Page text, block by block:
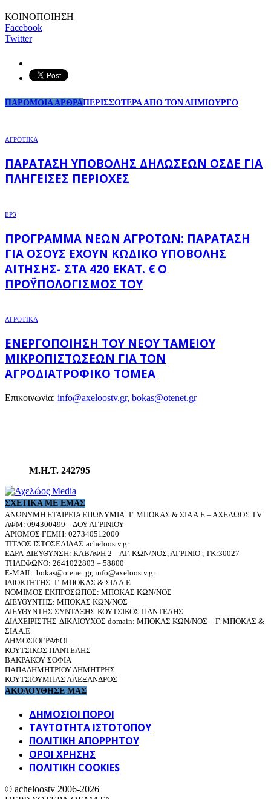
ΚΟΙΝΟΠΟΙΗΣΗ
Facebook
Twitter
ΠΑΡΟΜΟΙΑ ΑΡΘΡΑΠΕΡΙΣΣΟΤΕΡΑ ΑΠΟ ΤΟΝ ΔΗΜΙΟΥΡΓΟ
ΑΓΡΟΤΙΚΑ
ΠΑΡΆΤΑΣΗ ΥΠΟΒΟΛΉΣ ΔΗΛΏΣΕΩΝ ΟΣΔΕ ΓΙΑ
ΠΛΗΓΕΊΣΕΣ ΠΕΡΙΟΧΈΣ
EP3
ΠΡΌΓΡΑΜΜΑ ΝΈΩΝ ΑΓΡΟΤΏΝ: ΠΑΡΆΤΑΣΗ
ΓΙΑ ΌΣΟΥΣ ΈΧΟΥΝ ΚΩΔΙΚΌ ΥΠΟΒΟΛΉΣ
ΑΊΤΗΣΗΣ- ΣΤΑ 420 ΕΚΑΤ. € Ο
ΠΡΟΫΠΟΛΟΓΙΣΜΌΣ ΤΟΥ
ΑΓΡΟΤΙΚΑ
ΕΝΕΡΓΟΠΟΊΗΣΗ ΤΟΥ ΝΈΟΥ ΤΑΜΕΊΟΥ
ΜΙΚΡΟΠΙΣΤΏΣΕΩΝ ΓΙΑ ΤΟΝ
ΑΓΡΟΔΙΑΤΡΟΦΙΚΌ ΤΟΜΈΑ
Επικοινωνία: info@axeloostv.gr, bokas@otenet.gr
Μ.Η.Τ. 242795
ΣΧΕΤΙΚΆ ΜΕ ΕΜΆΣ
ΑΝΩΝΥΜΗ ΕΤΑΙΡΕΙΑ ΕΠΩΝΥΜΙΑ: Γ. ΜΠΟΚΑΣ & ΣΙΑ Α.Ε – ΑΧΕΛΩΟΣ TV
ΑΦΜ: 094300499 – ΔΟΥ ΑΓΡΙΝΙΟΥ
ΑΡΙΘΜΟΣ ΓΕΜΗ: 027340512000
ΤΙΤΛΟΣ ΙΣΤΟΣΕΛΙΔΑΣ:acheloostv.gr
ΕΔΡΑ-ΔΙΕΥΘΥΝΣΗ: ΚΑΒΑΦΗ 2 – ΑΓ. ΚΩΝ/ΝΟΣ, ΑΓΡΙΝΙΟ , ΤΚ:30027
ΤΗΛΕΦΩΝΟ: 2641022803 – 58800
E-MAIL: bokas@otenet.gr, info@axeloostv.gr
ΙΔΙΟΚΤΗΤΗΣ: Γ. ΜΠΟΚΑΣ & ΣΙΑ Α.Ε
ΝΟΜΙΜΟΣ ΕΚΠΡΟΣΩΠΟΣ: ΜΠΟΚΑΣ ΚΩΝ/ΝΟΣ
ΔΙΕΥΘΥΝΤΗΣ: ΜΠΟΚΑΣ ΚΩΝ/ΝΟΣ
ΔΙΕΥΘΥΝΤΗΣ ΣΥΝΤΑΞΗΣ:ΚΟΥΤΣΙΚΟΣ ΠΑΝΤΕΛΗΣ
ΔΙΑΧΕΙΡΙΣΤΗΣ-ΔΙΚΑΙΟΥΧΟΣ domain: ΜΠΟΚΑΣ ΚΩΝ/ΝΟΣ – Γ. ΜΠΟΚΑΣ &
ΣΙΑ Α.Ε
ΔΗΜΟΣΙΟΓΡΑΦΟΙ:
ΚΟΥΤΣΙΚΟΣ ΠΑΝΤΕΛΗΣ
ΒΑΚΡΑΚΟΥ ΣΟΦΙΑ
ΠΑΠΑΔΗΜΗΤΡΙΟΥ ΔΗΜΗΤΡΗΣ
ΚΟΥΤΣΙΟΥΜΠΑΣ ΑΛΕΞΑΝΔΡΟΣ
ΑΚΟΛΟΥΘΗΣΕ ΜΑΣ
ΔΗΜΟΣΙΟΙ ΠΟΡΟΙ
ΤΑΥΤΌΤΗΤΑ ΙΣΤΌΤΟΠΟΥ
ΠΟΛΙΤΙΚΉ ΑΠΟΡΡΉΤΟΥ
ΌΡΟΙ ΧΡΉΣΗΣ
ΠΟΛΙΤΙΚΗ COOKIES
© acheloostv 2006-2026